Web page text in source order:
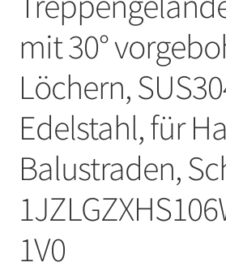
mit 30°
Löchern,
Edelstahl, für
Balustraden,
1V0